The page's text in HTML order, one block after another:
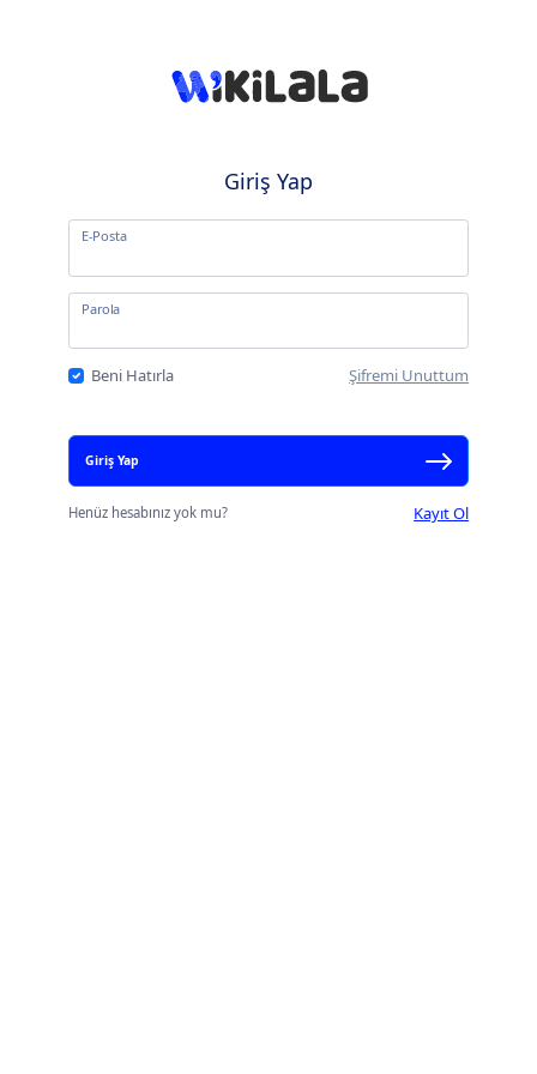
Giriş Yap
E-Posta
Parola
Beni Hatırla Şifremi Unuttum
Giriş Yap
Henüz hesabınız yok mu? Kayıt Ol